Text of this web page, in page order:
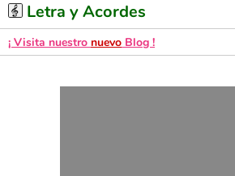
Letra y Acordes
¡ Visita nuestro nuevo Blog !